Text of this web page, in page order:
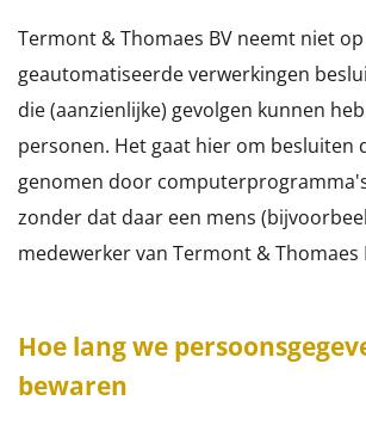
Termont & Thomaes BV neemt niet
geautomatiseerde verwerkingen
die (aanzienlijke) gevolgen kunnen
personen. Het gaat hier om besluiten
genomen door
zonder dat daar een mens
medewerker van Termont & Thomaes
Hoe lang we
bewaren